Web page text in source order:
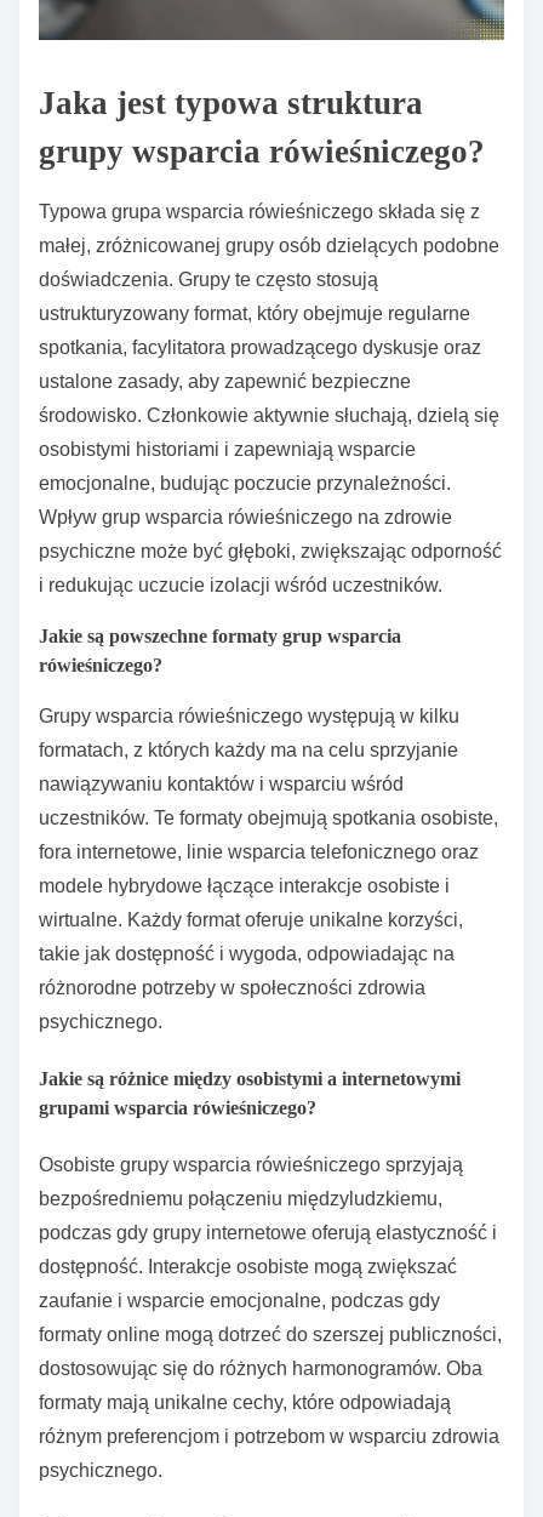
Jaka jest typowa struktura
grupy wsparcia rówieśniczego?
Typowa grupa wsparcia rówieśniczego składa się z
małej, zróżnicowanej grupy osób dzielących podobne
doświadczenia. Grupy te często stosują
ustrukturyzowany format, który obejmuje regularne
spotkania, facylitatora prowadzącego dyskusje oraz
ustalone zasady, aby zapewnić bezpieczne
środowisko. Członkowie aktywnie słuchają, dzielą się
osobistymi historiami i zapewniają wsparcie
emocjonalne, budując poczucie przynależności.
Wpływ grup wsparcia rówieśniczego na zdrowie
psychiczne może być głęboki, zwiększając odporność
i redukując uczucie izolacji wśród uczestników.
Jakie są powszechne formaty grup wsparcia
rówieśniczego?
Grupy wsparcia rówieśniczego występują w kilku
formatach, z których każdy ma na celu sprzyjanie
nawiązywaniu kontaktów i wsparciu wśród
uczestników. Te formaty obejmują spotkania osobiste,
fora internetowe, linie wsparcia telefonicznego oraz
modele hybrydowe łączące interakcje osobiste i
wirtualne. Każdy format oferuje unikalne korzyści,
takie jak dostępność i wygoda, odpowiadając na
różnorodne potrzeby w społeczności zdrowia
psychicznego.
Jakie są różnice między osobistymi a internetowymi
grupami wsparcia rówieśniczego?
Osobiste grupy wsparcia rówieśniczego sprzyjają
bezpośredniemu połączeniu międzyludzkiemu,
podczas gdy grupy internetowe oferują elastyczność i
dostępność. Interakcje osobiste mogą zwiększać
zaufanie i wsparcie emocjonalne, podczas gdy
formaty online mogą dotrzeć do szerszej publiczności,
dostosowując się do różnych harmonogramów. Oba
formaty mają unikalne cechy, które odpowiadają
różnym preferencjom i potrzebom w wsparciu zdrowia
psychicznego.